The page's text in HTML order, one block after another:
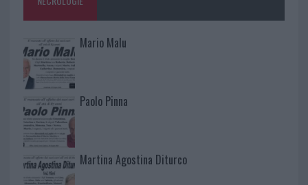
Mario Malu
Paolo Pinna
Martina Agostina Diturco